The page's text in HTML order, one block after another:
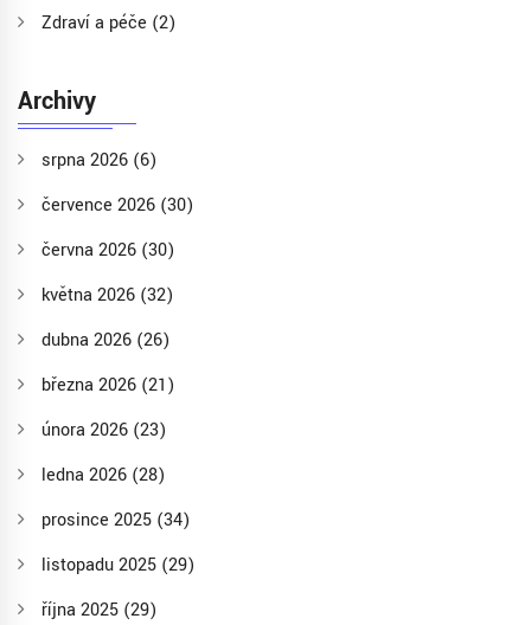
Zdraví a péče (2)
Archivy
srpna 2026 (6)
července 2026 (30)
června 2026 (30)
května 2026 (32)
dubna 2026 (26)
března 2026 (21)
února 2026 (23)
ledna 2026 (28)
prosince 2025 (34)
listopadu 2025 (29)
října 2025 (29)